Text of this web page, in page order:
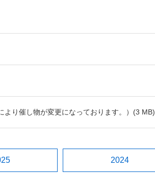
り催し物が変更になっております。）(3 MB)
2024